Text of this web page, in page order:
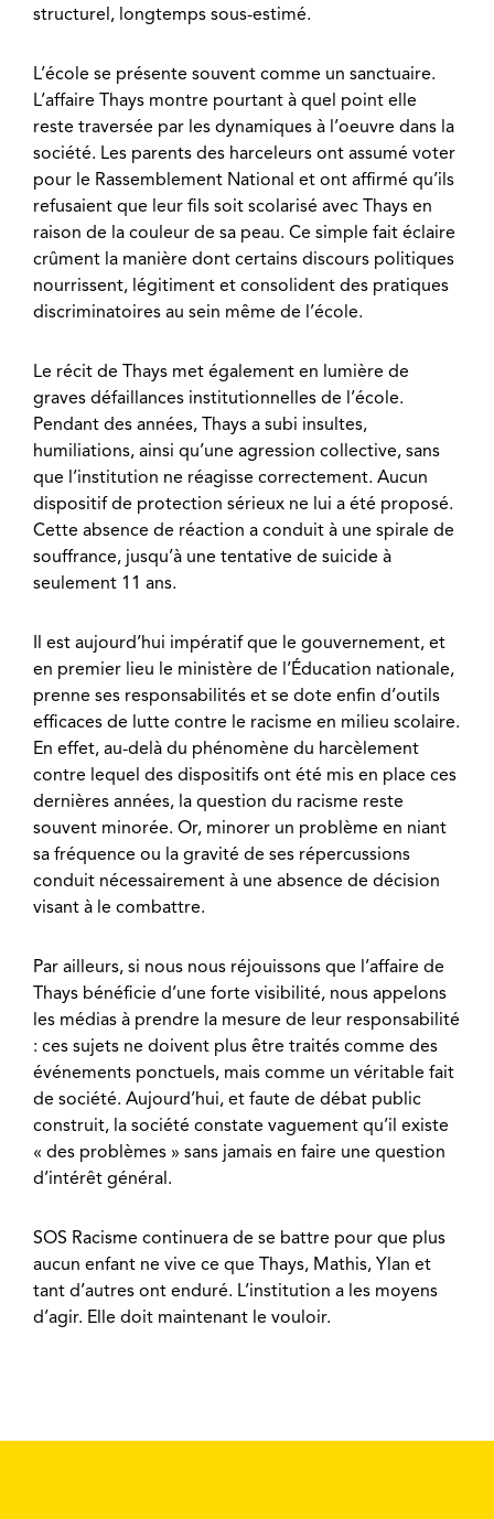
structurel, longtemps sous-estimé.
L’école se présente souvent comme un sanctuaire.
L’affaire Thays montre pourtant à quel point elle
reste traversée par les dynamiques à l’oeuvre dans la
société. Les parents des harceleurs ont assumé voter
pour le Rassemblement National et ont affirmé qu’ils
refusaient que leur fils soit scolarisé avec Thays en
raison de la couleur de sa peau. Ce simple fait éclaire
crûment la manière dont certains discours politiques
nourrissent, légitiment et consolident des pratiques
discriminatoires au sein même de l’école.
Le récit de Thays met également en lumière de
graves défaillances institutionnelles de l’école.
Pendant des années, Thays a subi insultes,
humiliations, ainsi qu’une agression collective, sans
que l’institution ne réagisse correctement. Aucun
dispositif de protection sérieux ne lui a été proposé.
Cette absence de réaction a conduit à une spirale de
souffrance, jusqu’à une tentative de suicide à
seulement 11 ans.
Il est aujourd’hui impératif que le gouvernement, et
en premier lieu le ministère de l’Éducation nationale,
prenne ses responsabilités et se dote enfin d’outils
efficaces de lutte contre le racisme en milieu scolaire.
En effet, au-delà du phénomène du harcèlement
contre lequel des dispositifs ont été mis en place ces
dernières années, la question du racisme reste
souvent minorée. Or, minorer un problème en niant
sa fréquence ou la gravité de ses répercussions
conduit nécessairement à une absence de décision
visant à le combattre.
Par ailleurs, si nous nous réjouissons que l’affaire de
Thays bénéficie d’une forte visibilité, nous appelons
les médias à prendre la mesure de leur responsabilité
: ces sujets ne doivent plus être traités comme des
événements ponctuels, mais comme un véritable fait
de société. Aujourd’hui, et faute de débat public
construit, la société constate vaguement qu’il existe
« des problèmes » sans jamais en faire une question
d’intérêt général.
SOS Racisme continuera de se battre pour que plus
aucun enfant ne vive ce que Thays, Mathis, Ylan et
tant d’autres ont enduré. L’institution a les moyens
d’agir. Elle doit maintenant le vouloir.